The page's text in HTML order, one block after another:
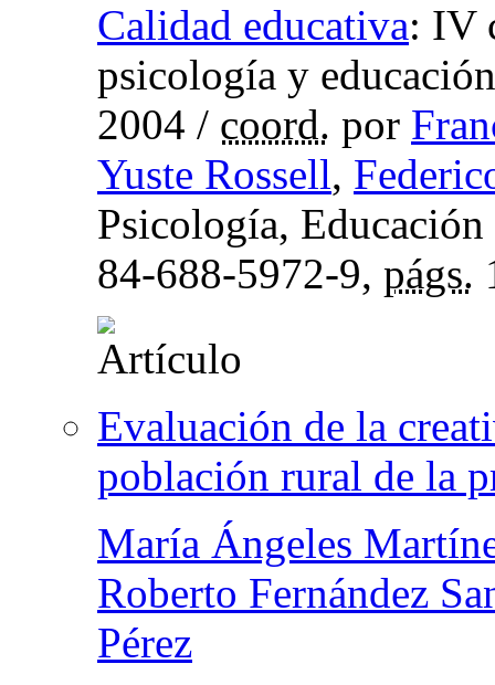
Calidad educativa: IV
psicología y
2004 / coord. por
Yuste Rossell,
Psicología,
84-688-5972-9, págs.
Evaluación de la
población rural de la
María Ángeles
Roberto Fernández
Pérez